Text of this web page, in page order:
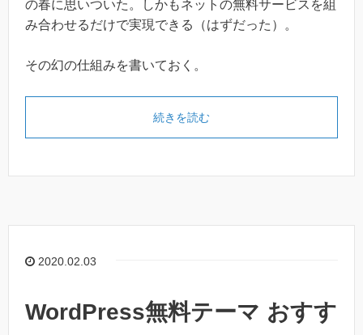
の春に思いついた。しかもネットの無料サービスを組
み合わせるだけで実現できる（はずだった）。
その幻の仕組みを書いておく。
続きを読む
2020.02.03
WordPress無料テーマ おすす